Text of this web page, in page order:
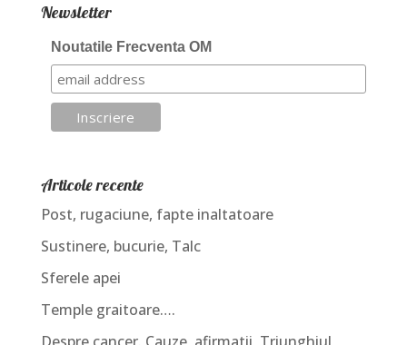
Newsletter
Noutatile Frecventa OM
Articole recente
Post, rugaciune, fapte inaltatoare
Sustinere, bucurie, Talc
Sferele apei
Temple graitoare….
Despre cancer. Cauze, afirmatii, Triunghiul